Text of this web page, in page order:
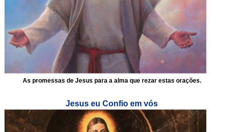
As promessas de Jesus para a alma que rezar estas orações.
Jesus eu Confio em vós